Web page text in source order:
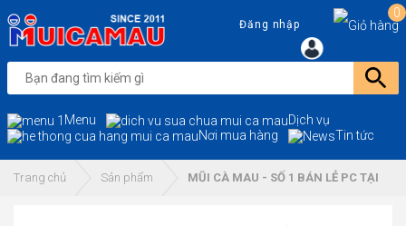
Đăng nhập
0
Menu
Dịch vụ
Nơi mua hàng
Tin tức
Trang chủ Sản phẩm MŨI CÀ MAU - SỐ 1 BÁN LẺ PC TẠI CÀ